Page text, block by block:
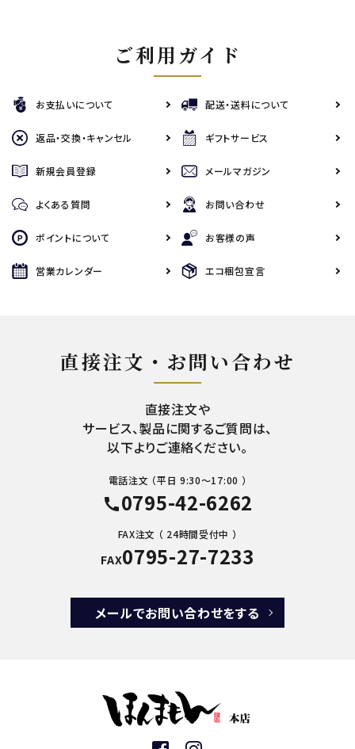
ご利用ガイド
お支払いについて 配送・送料について
返品・交換・キャンセル ギフトサービス
新規会員登録 メールマガジン
よくある質問 お問い合わせ
ポイントについて お客様の声
営業カレンダー エコ梱包宣言
直接注文・お問い合わせ
直接注文や
サービス、製品に関するご質問は、
以下よりご連絡ください。
電話注文 （平日 9:30～17:00 ）
call0795-42-6262
FAX注文 （ 24時間受付中 ）
FAX0795-27-7233
メールでお問い合わせをする